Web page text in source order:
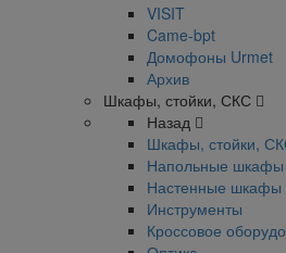
VISIT
Came-bpt
Домофоны Urmet
Архив
Шкафы, стойки, СКС
Назад
Шкафы, стойки,
Напольные шкафы
Настенные шкафы
Инструменты
Кроссовое